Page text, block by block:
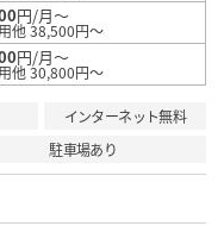
円/月～
他 38,500円～
円/月～
他 30,800円～
インターネット無料
駐車場あり